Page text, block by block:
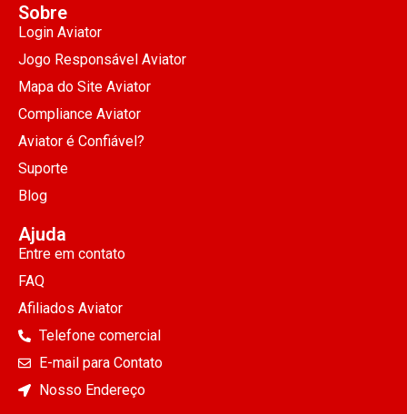
Sobre
Login Aviator
Jogo Responsável Aviator
Mapa do Site Aviator
Compliance Aviator
Aviator é Confiável?
Suporte
Blog
Ajuda
Entre em contato
FAQ
Afiliados Aviator
Telefone comercial
E-mail para Contato
Nosso Endereço